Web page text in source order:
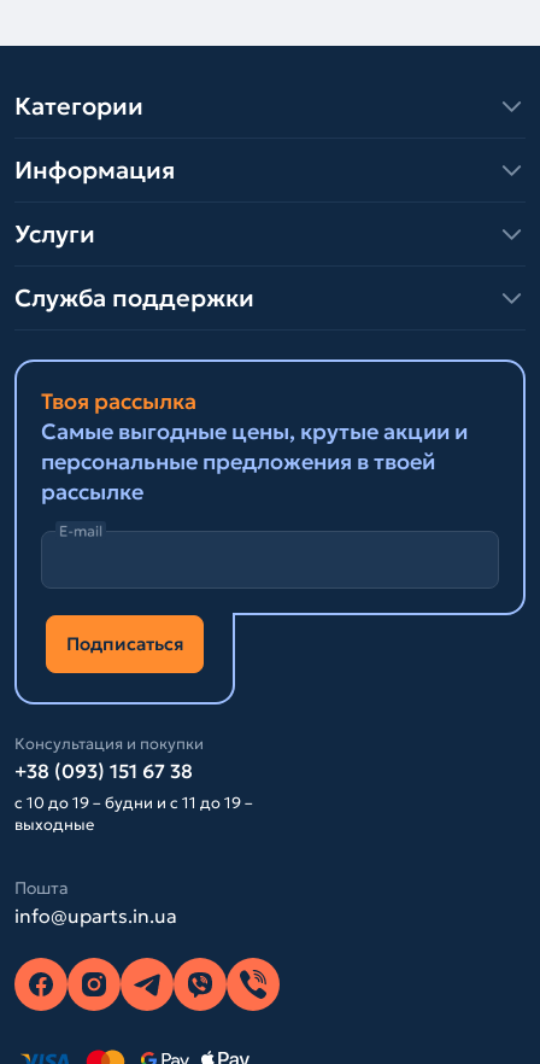
Категории
Информация
Услуги
Служба поддержки
Твоя рассылка
Самые выгодные цены, крутые акции и
персональные предложения в твоей
рассылке
E-mail
Подписаться
Консультация и покупки
+38 (093) 151 67 38
с 10 до 19 – будни и с 11 до 19 –
выходные
Пошта
info@uparts.in.ua